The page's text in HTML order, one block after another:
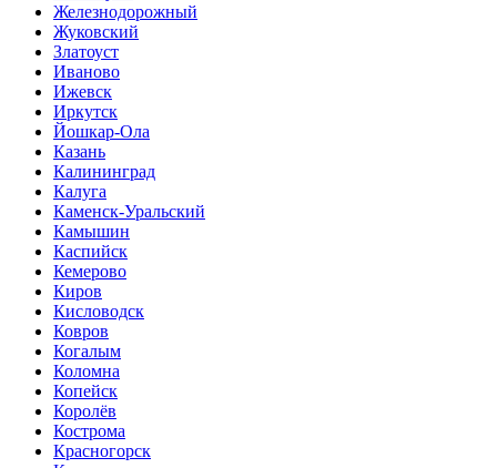
Железнодорожный
Жуковский
Златоуст
Иваново
Ижевск
Иркутск
Йошкар-Ола
Казань
Калининград
Калуга
Каменск-Уральский
Камышин
Каспийск
Кемерово
Киров
Кисловодск
Ковров
Когалым
Коломна
Копейск
Королёв
Кострома
Красногорск